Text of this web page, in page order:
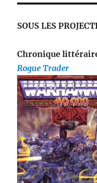
SOUS LES
Chronique
Rogue Trader